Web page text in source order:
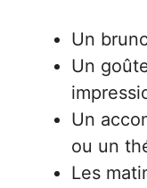
Un
Un
Un
ou un
Les